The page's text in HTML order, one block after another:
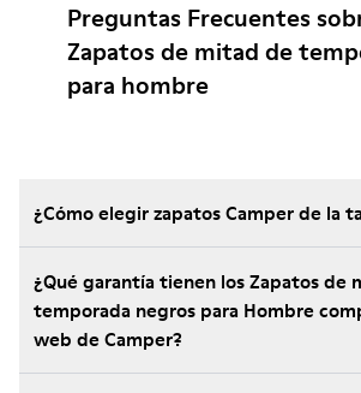
Preguntas Frecuentes
Zapatos de mitad de
para hombre
¿Cómo elegir zapatos Camper de la
¿Qué garantía tienen los Zapatos de
temporada negros para Hombre
web de Camper?